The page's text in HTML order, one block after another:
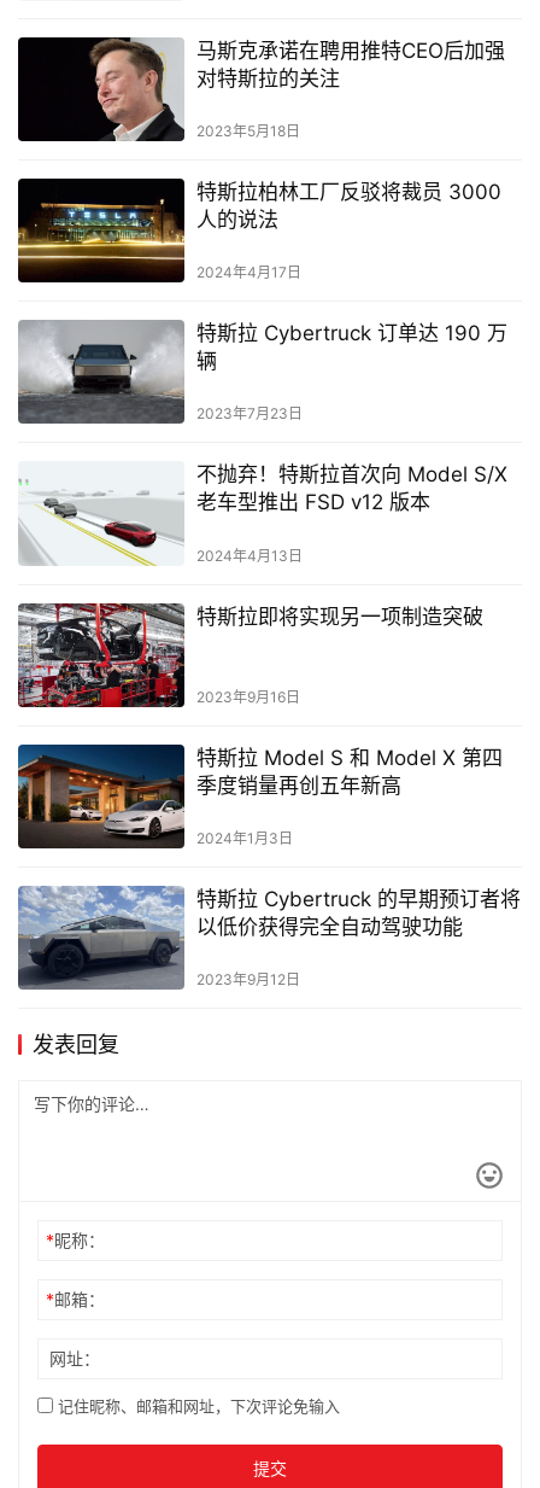
马斯克承诺在聘用推特CEO后加强
对特斯拉的关注
2023年5月18日
特斯拉柏林工厂反驳将裁员 3000
人的说法
2024年4月17日
特斯拉 Cybertruck 订单达 190 万
辆
2023年7月23日
不抛弃！特斯拉首次向 Model S/X
老车型推出 FSD v12 版本
2024年4月13日
特斯拉即将实现另一项制造突破
2023年9月16日
特斯拉 Model S 和 Model X 第四
季度销量再创五年新高
2024年1月3日
特斯拉 Cybertruck 的早期预订者将
以低价获得完全自动驾驶功能
2023年9月12日
发表回复
*昵称：
*邮箱：
网址：
记住昵称、邮箱和网址，下次评论免输入
提交